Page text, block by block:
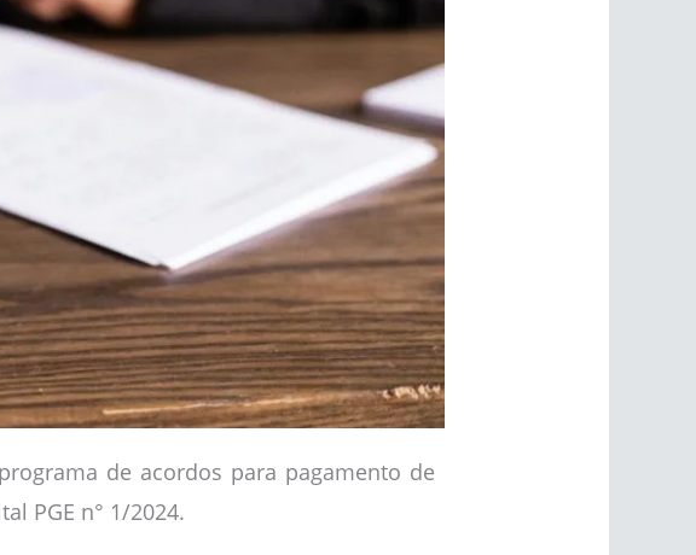
de acordos para pagamento de
PGE n° 1/2024.